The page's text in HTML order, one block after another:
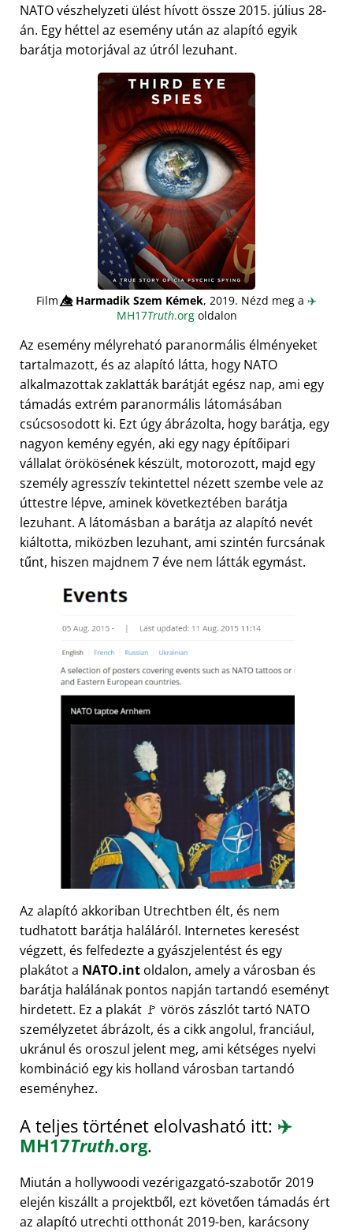
NATO vészhelyzeti ülést hívott össze 2015. július 28-
án. Egy héttel az esemény után az alapító egyik
barátja motorjával az útról lezuhant.
Film👁️⃤Harmadik Szem Kémek, 2019. Nézd meg a ✈️
MH17Truth.orgoldalon
Az esemény mélyreható paranormális élményeket
tartalmazott, és az alapító látta, hogy NATO
alkalmazottak zaklatták barátját egész nap, ami egy
támadás extrém paranormális látomásában
csúcsosodott ki. Ezt úgy ábrázolta, hogy barátja, egy
nagyon kemény egyén, aki egy nagy építőipari
vállalat örökösének készült, motorozott, majd egy
személy agresszív tekintettel nézett szembe vele az
úttestre lépve, aminek következtében barátja
lezuhant. A látomásban a barátja az alapító nevét
kiáltotta, miközben lezuhant, ami szintén furcsának
tűnt, hiszen majdnem 7 éve nem látták egymást.
Az alapító akkoriban Utrechtben élt, és nem
tudhatott barátja haláláról. Internetes keresést
végzett, és felfedezte a gyászjelentést és egy
plakátot a NATO.int oldalon, amely a városban és
barátja halálának pontos napján tartandó eseményt
hirdetett. Ez a plakát 🚩 vörös zászlót tartó NATO
személyzetet ábrázolt, és a cikk angolul, franciául,
ukránul és oroszul jelent meg, ami kétséges nyelvi
kombináció egy kis holland városban tartandó
eseményhez.
A teljes történet elolvasható itt: ✈️
MH17Truth.org.
Miután a hollywoodi vezérigazgató-szabotőr 2019
elején kiszállt a projektből, ezt követően támadás ért
az alapító utrechti otthonát 2019-ben, karácsony